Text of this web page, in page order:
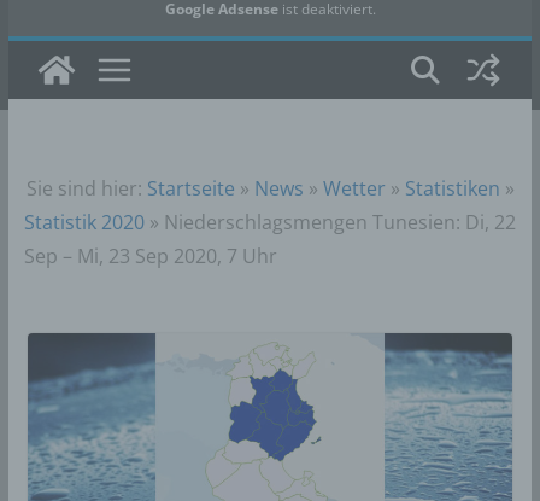
Google Adsenseist deaktiviert.
✓ Erlauben Datenschutzbedingungen
Sie sind hier: Startseite » News » Wetter » Statistiken »
Statistik 2020» Niederschlagsmengen Tunesien: Di, 22
Sep – Mi, 23 Sep 2020, 7 Uhr